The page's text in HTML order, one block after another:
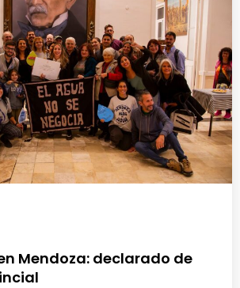
Mendoza: declarado de